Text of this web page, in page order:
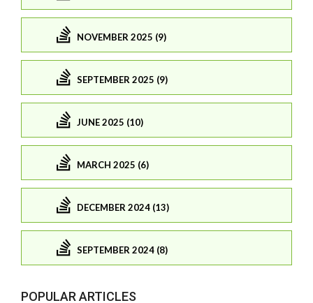
NOVEMBER 2025 (9)
SEPTEMBER 2025 (9)
JUNE 2025 (10)
MARCH 2025 (6)
DECEMBER 2024 (13)
SEPTEMBER 2024 (8)
POPULAR ARTICLES